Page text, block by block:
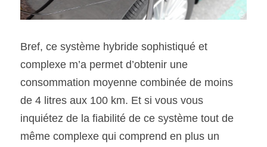
Bref, ce système hybride sophistiqué et
complexe m’a permet d’obtenir une
consommation moyenne combinée de moins
de 4 litres aux 100 km. Et si vous vous
inquiétez de la fiabilité de ce système tout de
même complexe qui comprend en plus un